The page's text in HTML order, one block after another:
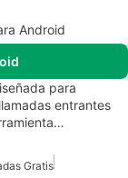
Android
para
entrantes
Gratis